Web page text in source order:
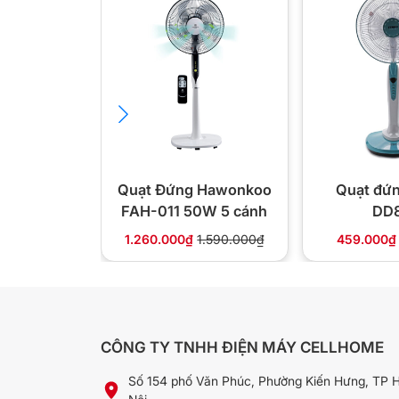
rộng hơn, bạn chỉ cần sử dụng bảng điều khiển
thay đổi độ cao quạt. Với cách này, quạt sẽ tỏa
ngóc ngách trong nhà.
Quạt Đứng Hawonkoo
FAH-011 50W 5 cánh
1.260.000₫ 1.590.000₫
Quạt
459.000₫
CÔNG TY TNHH ĐIỆN MÁY CELLHOME
Số 154 phố Văn Phúc, Phường Kiến Hưng, TP